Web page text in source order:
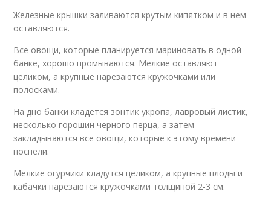
Железные крышки заливаются крутым кипятком и в нем
оставляются.
Все овощи, которые планируется мариновать в одной
банке, хорошо промываются. Мелкие оставляют
целиком, а крупные нарезаются кружочками или
полосками.
На дно банки кладется зонтик укропа, лавровый листик,
несколько горошин черного перца, а затем
закладываются все овощи, которые к этому времени
поспели.
Мелкие огурчики кладутся целиком, а крупные плоды и
кабачки нарезаются кружочками толщиной 2-3 см.